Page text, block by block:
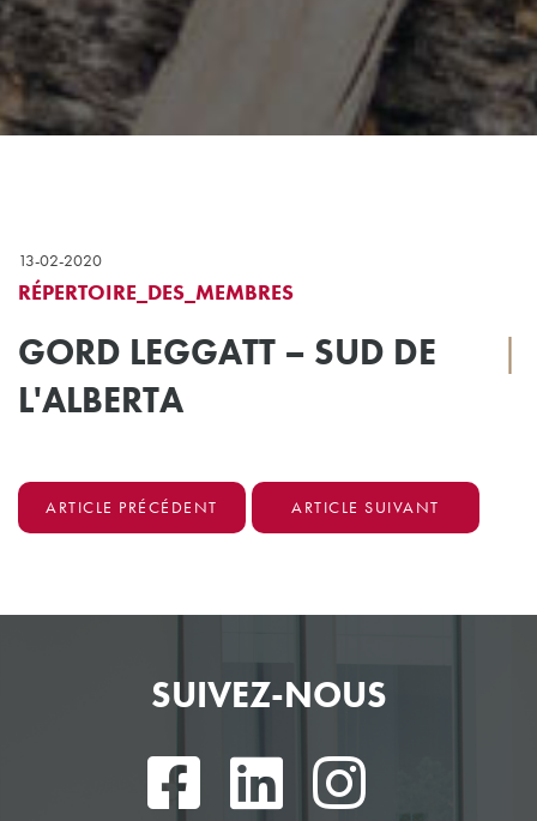
13-02-2020
RÉPERTOIRE_DES_MEMBRES
GORD LEGGATT – SUD DE
L'ALBERTA
|
ARTICLE PRÉCÉDENT ARTICLE SUIVANT
SUIVEZ-NOUS